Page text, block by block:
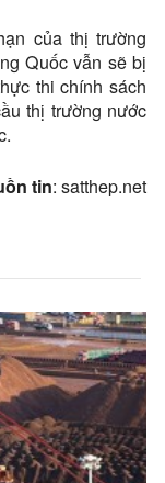
của thị trường
Quốc vẫn sẽ bị
thi chính sách
thị trường nước
tin: satthep.net